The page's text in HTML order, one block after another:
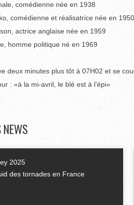
comédienne née en 1938
comédienne et réalisatrice née en 1950
actrice anglaise née en 1959
homme politique né en 1969
deux minutes plus tôt à 07H02 et se
: «à la mi-avril, le blé est à l’épi»
NEWS
2025
des tornades en France